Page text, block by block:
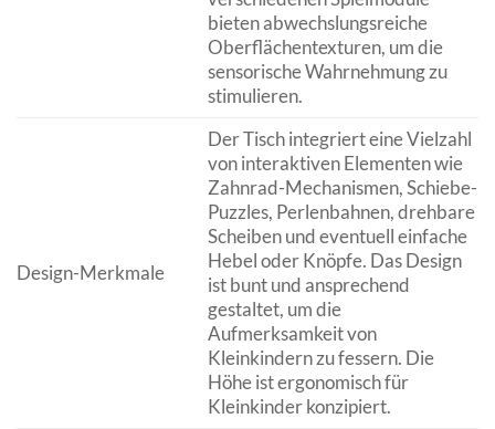
bieten abwechslungsreiche
Oberflächentexturen, um die
sensorische Wahrnehmung zu
stimulieren.
Design-Merkmale
Der Tisch integriert eine Vielzahl
von interaktiven Elementen wie
Zahnrad-Mechanismen, Schiebe-
Puzzles, Perlenbahnen, drehbare
Scheiben und eventuell einfache
Hebel oder Knöpfe. Das Design
ist bunt und ansprechend
gestaltet, um die
Aufmerksamkeit von
Kleinkindern zu fessern. Die
Höhe ist ergonomisch für
Kleinkinder konzipiert.